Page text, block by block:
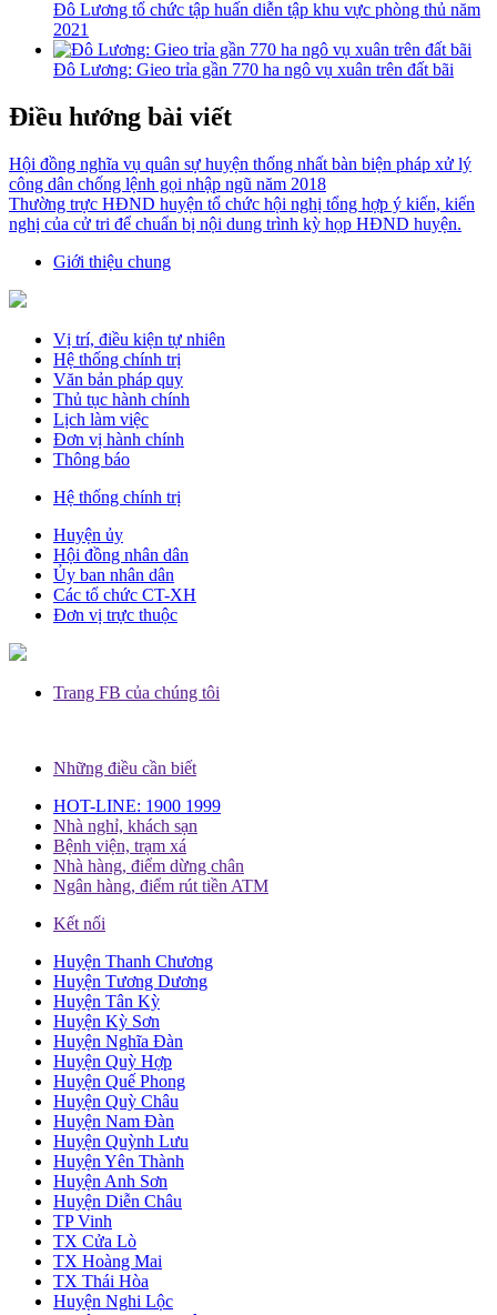
Đô Lương tổ chức tập huấn diễn tập khu vực phòng thủ năm
2021
Đô Lương: Gieo trỉa gần 770 ha ngô vụ xuân trên đất bãi
Điều hướng bài viết
Hội đồng nghĩa vụ quân sự huyện thống nhất bàn biện pháp xử lý
công dân chống lệnh gọi nhập ngũ năm 2018
Thường trực HĐND huyện tổ chức hội nghị tổng hợp ý kiến, kiến
nghị của cử tri để chuẩn bị nội dung trình kỳ họp HĐND huyện.
Giới thiệu chung
Vị trí, điều kiện tự nhiên
Hệ thống chính trị
Văn bản pháp quy
Thủ tục hành chính
Lịch làm việc
Đơn vị hành chính
Thông báo
Hệ thống chính trị
Huyện ủy
Hội đồng nhân dân
Ủy ban nhân dân
Các tổ chức CT-XH
Đơn vị trực thuộc
Trang FB của chúng tôi
Những điều cần biết
HOT-LINE: 1900 1999
Nhà nghỉ, khách sạn
Bệnh viện, trạm xá
Nhà hàng, điểm dừng chân
Ngân hàng, điểm rút tiền ATM
Kết nối
Huyện Thanh Chương
Huyện Tương Dương
Huyện Tân Kỳ
Huyện Kỳ Sơn
Huyện Nghĩa Đàn
Huyện Quỳ Hợp
Huyện Quế Phong
Huyện Quỳ Châu
Huyện Nam Đàn
Huyện Quỳnh Lưu
Huyện Yên Thành
Huyện Anh Sơn
Huyện Diễn Châu
TP Vinh
TX Cửa Lò
TX Hoàng Mai
TX Thái Hòa
Huyện Nghi Lộc